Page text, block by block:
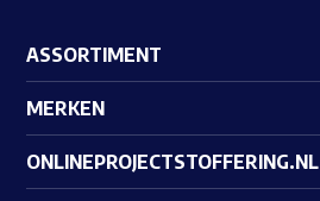
ASSORTIMENT
MERKEN
ONLINEPROJECTSTOFFERING.NL